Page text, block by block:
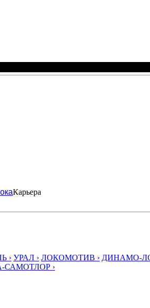
Карьера
› УРАЛ › ЛОКОМОТИВ › ДИНАМО-
САМОТЛОР ›